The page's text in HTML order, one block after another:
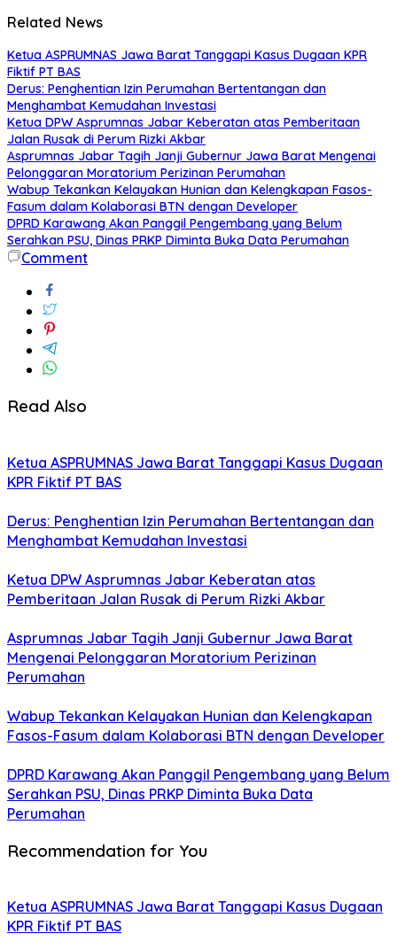
Related News
Ketua ASPRUMNAS Jawa Barat Tanggapi Kasus Dugaan KPR
Fiktif PT BAS
Derus: Penghentian Izin Perumahan Bertentangan dan
Menghambat Kemudahan Investasi
Ketua DPW Asprumnas Jabar Keberatan atas Pemberitaan
Jalan Rusak di Perum Rizki Akbar
Asprumnas Jabar Tagih Janji Gubernur Jawa Barat Mengenai
Pelonggaran Moratorium Perizinan Perumahan
Wabup Tekankan Kelayakan Hunian dan Kelengkapan Fasos-
Fasum dalam Kolaborasi BTN dengan Developer
DPRD Karawang Akan Panggil Pengembang yang Belum
Serahkan PSU, Dinas PRKP Diminta Buka Data Perumahan
Comment
Read Also
Ketua ASPRUMNAS Jawa Barat Tanggapi Kasus Dugaan
KPR Fiktif PT BAS
Derus: Penghentian Izin Perumahan Bertentangan dan
Menghambat Kemudahan Investasi
Ketua DPW Asprumnas Jabar Keberatan atas
Pemberitaan Jalan Rusak di Perum Rizki Akbar
Asprumnas Jabar Tagih Janji Gubernur Jawa Barat
Mengenai Pelonggaran Moratorium Perizinan
Perumahan
Wabup Tekankan Kelayakan Hunian dan Kelengkapan
Fasos-Fasum dalam Kolaborasi BTN dengan Developer
DPRD Karawang Akan Panggil Pengembang yang Belum
Serahkan PSU, Dinas PRKP Diminta Buka Data
Perumahan
Recommendation for You
Ketua ASPRUMNAS Jawa Barat Tanggapi Kasus Dugaan
KPR Fiktif PT BAS